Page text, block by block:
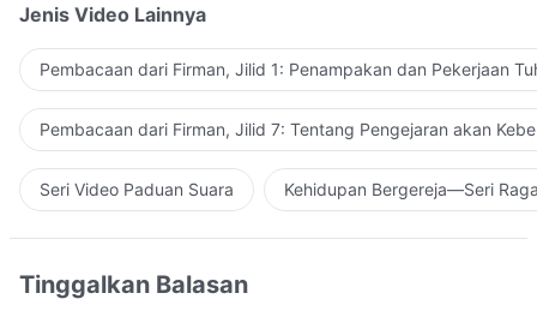
Jenis Video Lainnya
Pembacaan dari Firman, Jilid 1: Penampakan dan Pekerjaan
Pembacaan dari Firman, Jilid 7: Tentang Pengejaran akan
Seri Video Paduan Suara Kehidupan Bergereja—Seri
Tinggalkan Balasan